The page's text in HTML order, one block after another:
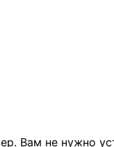
Вам не нужно